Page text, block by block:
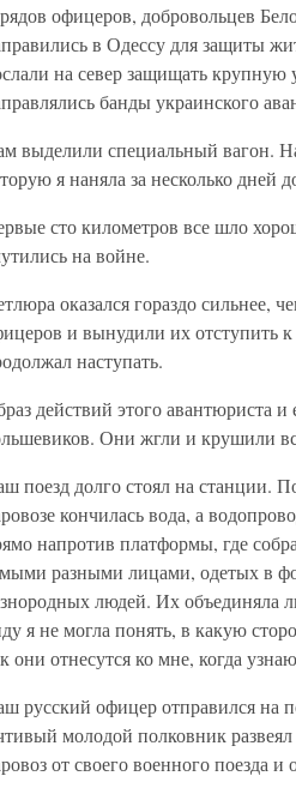
офицеров, добровольцев
в Одессу для защиты
на север защищать
банды украинского
выделили специальный вагон.
я наняла за несколько дней
сто километров все шло
на войне.
оказался гораздо сильнее,
и вынудили их отступить
наступать.
действий этого авантюриста
Они жгли и крушили
поезд долго стоял на станции.
кончилась вода, а
напротив платформы, где
разными лицами, одетых в
людей. Их объединяла
я не могла понять, в какую
они отнесутся ко мне, когда
русский офицер отправился на
молодой полковник
от своего военного поезда